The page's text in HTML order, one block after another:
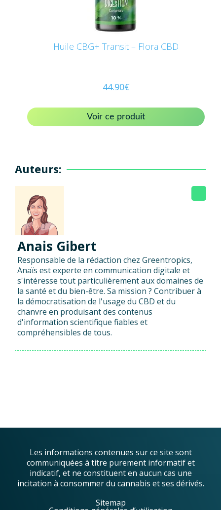
Huile CBG+ Transit – Flora CBD
44.90€
Voir ce produit
Auteurs:
Anais Gibert
Responsable de la rédaction chez Greentropics,
Anaïs est experte en communication digitale et
s'intéresse tout particulièrement aux domaines de
la santé et du bien-être. Sa mission ? Contribuer à
la démocratisation de l'usage du CBD et du
chanvre en produisant des contenus
d'information scientifique fiables et
compréhensibles de tous.
Les informations contenues sur ce site sont
communiquées à titre purement informatif et
indicatif, et ne constituent en aucun cas une
incitation à consommer du cannabis et ses dérivés.
Sitemap